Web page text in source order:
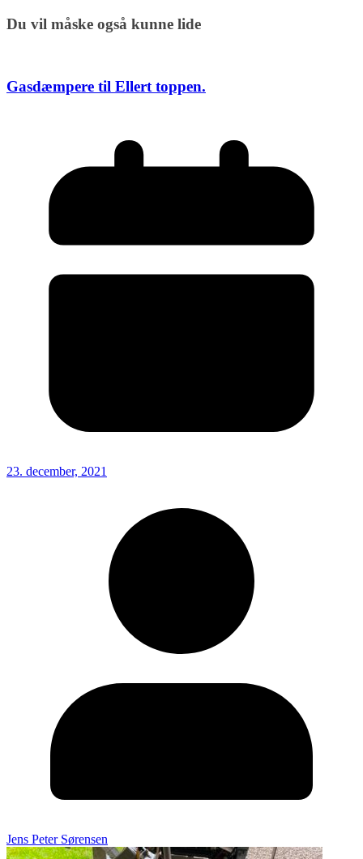
Du vil måske også kunne lide
Gasdæmpere til Ellert toppen.
23. december, 2021
Jens Peter Sørensen